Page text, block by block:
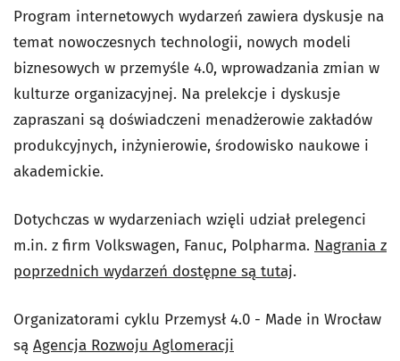
Program internetowych wydarzeń zawiera dyskusje na
temat nowoczesnych technologii, nowych modeli
biznesowych w przemyśle 4.0, wprowadzania zmian w
kulturze organizacyjnej. Na prelekcje i dyskusje
zapraszani są doświadczeni menadżerowie zakładów
produkcyjnych, inżynierowie, środowisko naukowe i
akademickie.
Dotychczas w wydarzeniach wzięli udział prelegenci
m.in. z firm Volkswagen, Fanuc, Polpharma. Nagrania z
poprzednich wydarzeń dostępne są tutaj.
Organizatorami cyklu Przemysł 4.0 - Made in Wrocław
są Agencja Rozwoju Aglomeracji